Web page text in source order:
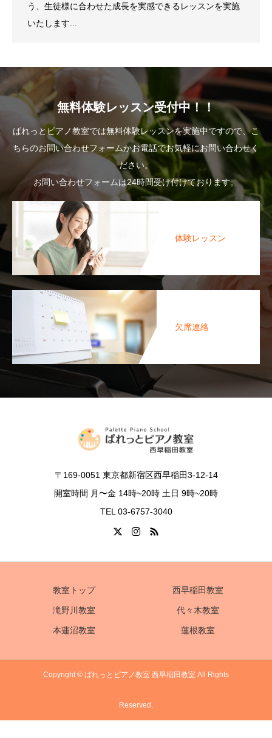
う、生徒様に合わせた成長を実感できるレッスンを実施
いたします...
無料体験レッスン受付中！！
ぱれっとピアノ教室では無料体験レッスンを実施中ですので、こ
ちらのお問い合わせフォームかお電話でお気軽にお問い合わせく
ださい。
お問い合わせフォームは24時間受け付けております。
体験レッスン
欠席連絡
〒169-0051 東京都新宿区西早稲田3-12-14
開室時間 月〜金 14時~20時 土日 9時~20時
TEL 03-6757-3040
教室トップ 西早稲田教室
滝野川教室 代々木教室
本蓮沼教室 蓮根教室
Copyright © ぱれっとピアノ教室 西早稲田教室 All Rights
Reserved.